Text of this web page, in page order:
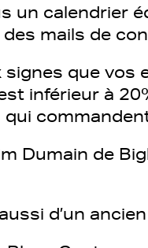
un calendrier
mails de
signes que vos
inférieur à
Dumain de
d’un